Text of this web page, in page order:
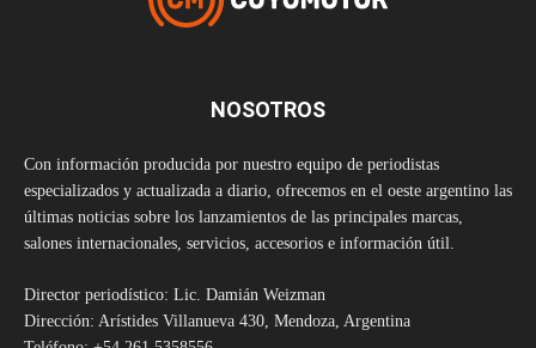
NOSOTROS
Con información producida por nuestro equipo de periodistas
especializados y actualizada a diario, ofrecemos en el oeste argentino las
últimas noticias sobre los lanzamientos de las principales marcas,
salones internacionales, servicios, accesorios e información útil.
Director periodístico: Lic. Damián Weizman
Dirección: Arístides Villanueva 430, Mendoza, Argentina